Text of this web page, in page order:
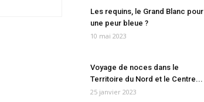
Les requins, le Grand Blanc pour
une peur bleue ?
10 mai 2023
Voyage de noces dans le
Territoire du Nord et le Centre...
25 janvier 2023